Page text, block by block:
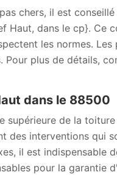
chers, il est
Haut, dans le cp}. Ce
les normes. Les
Pour plus de détails,
dans le 88500
supérieure de la
des interventions qui
il est indispensable
pour la garantie